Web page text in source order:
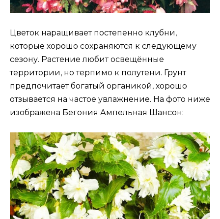
Цветок наращивает постепенно клубни,
которые хорошо сохраняются к следующему
сезону. Растение любит освещённые
территории, но терпимо к полутени. Грунт
предпочитает богатый органикой, хорошо
отзывается на частое увлажнение. На фото ниже
изображена Бегония Ампельная Шансон: